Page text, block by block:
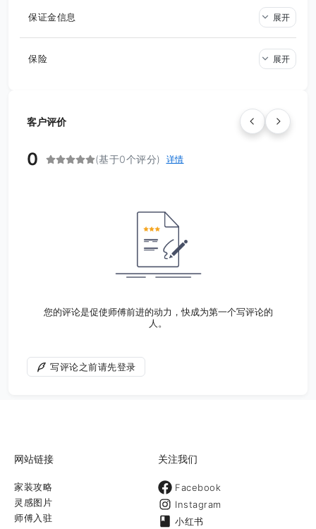
保证金信息 展开
保险 展开
客户评价
0 (基于0个评分) 详情
您的评论是促使师傅前进的动力，快成为第一个写评论的
人。
写评论之前请先登录
网站链接
家装攻略
灵感图片
师傅入驻
关注我们
Facebook
Instagram
小红书